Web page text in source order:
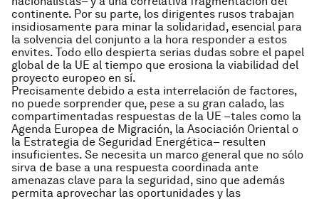
continente. Por su parte, los dirigentes rusos trabajan
insidiosamente para minar la solidaridad, esencial para
la solvencia del conjunto a la hora responder a estos
envites. Todo ello despierta serias dudas sobre el papel
global de la UE al tiempo que erosiona la viabilidad del
proyecto europeo en sí.
Precisamente debido a esta interrelación de factores,
no puede sorprender que, pese a su gran calado, las
compartimentadas respuestas de la UE –tales como la
Agenda Europea de Migración, la Asociación Oriental o
la Estrategia de Seguridad Energética– resulten
insuficientes. Se necesita un marco general que no sólo
sirva de base a una respuesta coordinada ante
amenazas clave para la seguridad, sino que además
permita aprovechar las oportunidades y las